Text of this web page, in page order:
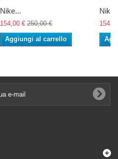
Nike...
154,00 € 250,00 €
Aggiungi al carrello